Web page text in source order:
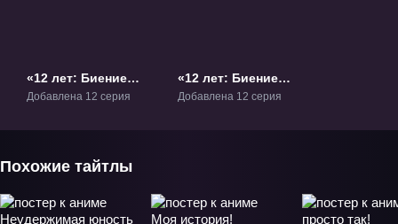
«12 лет: Биение
маленького сердца»
Добавлена 12 серия
«12 лет: Биение
маленького сердца
Добавлена 12 серия
Похожие тайтлы